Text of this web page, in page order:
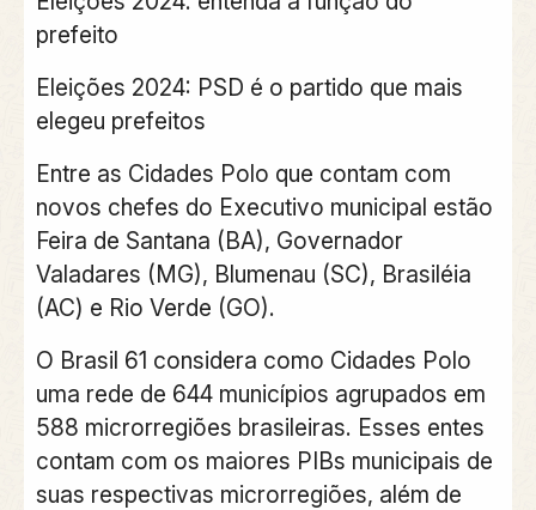
prefeito
Eleições 2024: PSD é o partido que mais
elegeu prefeitos
Entre as Cidades Polo que contam com
novos chefes do Executivo municipal estão
Feira de Santana (BA), Governador
Valadares (MG), Blumenau (SC), Brasiléia
(AC) e Rio Verde (GO).
O Brasil 61 considera como Cidades Polo
uma rede de 644 municípios agrupados em
588 microrregiões brasileiras. Esses entes
contam com os maiores PIBs municipais de
suas respectivas microrregiões, além de